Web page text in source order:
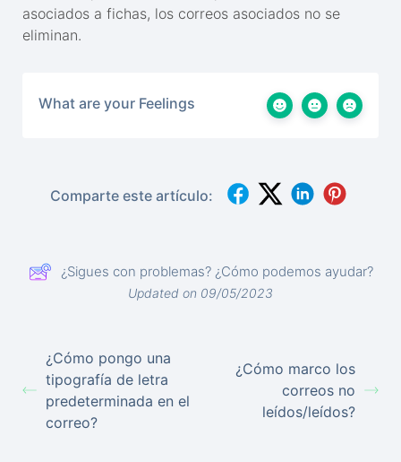
asociados a fichas, los correos asociados no se
eliminan.
What are your Feelings
Comparte este artículo:
¿Sigues con problemas? ¿Cómo podemos ayudar?
Updated on 09/05/2023
¿Cómo pongo una
tipografía de letra
predeterminada en el
correo?
¿Cómo marco los
correos no
leídos/leídos?